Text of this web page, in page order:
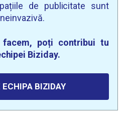
de publicitate sunt
poți contribui tu
Biziday.
ECHIPA BIZIDAY